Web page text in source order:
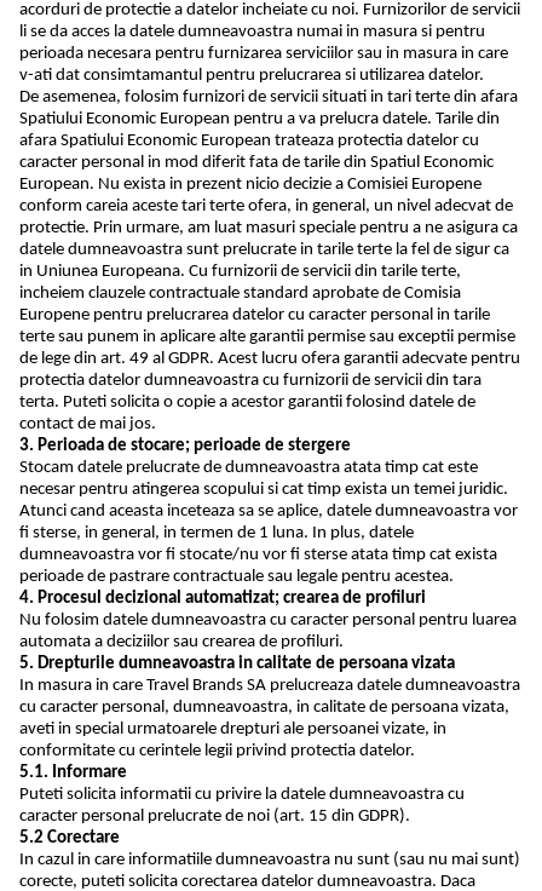
acorduri de protectie a datelor incheiate cu noi. Furnizorilor de servicii
li se da acces la datele dumneavoastra numai in masura si pentru
perioada necesara pentru furnizarea serviciilor sau in masura in care
v-ati dat consimtamantul pentru prelucrarea si utilizarea datelor.
De asemenea, folosim furnizori de servicii situati in tari terte din afara
Spatiului Economic European pentru a va prelucra datele. Tarile din
afara Spatiului Economic European trateaza protectia datelor cu
caracter personal in mod diferit fata de tarile din Spatiul Economic
European. Nu exista in prezent nicio decizie a Comisiei Europene
conform careia aceste tari terte ofera, in general, un nivel adecvat de
protectie. Prin urmare, am luat masuri speciale pentru a ne asigura ca
datele dumneavoastra sunt prelucrate in tarile terte la fel de sigur ca
in Uniunea Europeana. Cu furnizorii de servicii din tarile terte,
incheiem clauzele contractuale standard aprobate de Comisia
Europene pentru prelucrarea datelor cu caracter personal in tarile
terte sau punem in aplicare alte garantii permise sau exceptii permise
de lege din art. 49 al GDPR. Acest lucru ofera garantii adecvate pentru
protectia datelor dumneavoastra cu furnizorii de servicii din tara
terta. Puteti solicita o copie a acestor garantii folosind datele de
contact de mai jos.
3. Perioada de stocare; perioade de stergere
Stocam datele prelucrate de dumneavoastra atata timp cat este
necesar pentru atingerea scopului si cat timp exista un temei juridic.
Atunci cand aceasta inceteaza sa se aplice, datele dumneavoastra vor
fi sterse, in general, in termen de 1 luna. In plus, datele
dumneavoastra vor fi stocate/nu vor fi sterse atata timp cat exista
perioade de pastrare contractuale sau legale pentru acestea.
4. Procesul decizional automatizat; crearea de profiluri
Nu folosim datele dumneavoastra cu caracter personal pentru luarea
automata a deciziilor sau crearea de profiluri.
5. Drepturile dumneavoastra in calitate de persoana vizata
In masura in care Travel Brands SA prelucreaza datele dumneavoastra
cu caracter personal, dumneavoastra, in calitate de persoana vizata,
aveti in special urmatoarele drepturi ale persoanei vizate, in
conformitate cu cerintele legii privind protectia datelor.
5.1. Informare
Puteti solicita informatii cu privire la datele dumneavoastra cu
caracter personal prelucrate de noi (art. 15 din GDPR).
5.2 Corectare
In cazul in care informatiile dumneavoastra nu sunt (sau nu mai sunt)
corecte, puteti solicita corectarea datelor dumneavoastra. Daca